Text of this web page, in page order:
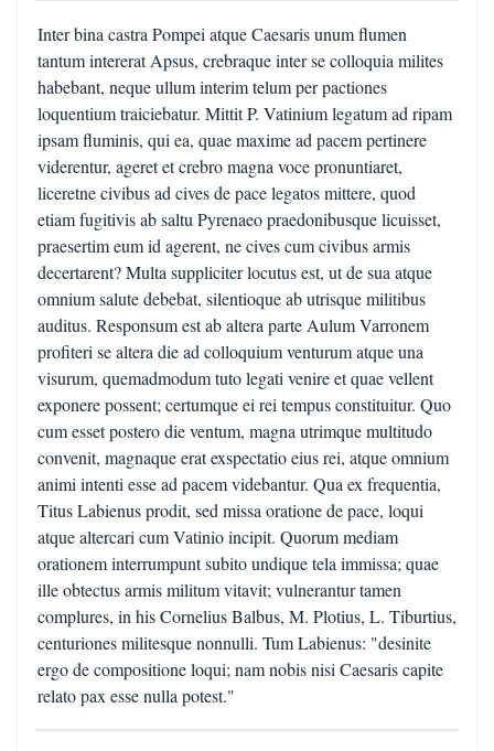
Inter bina castra Pompei atque Caesaris unum flumen
tantum intererat Apsus, crebraque inter se colloquia milites
habebant, neque ullum interim telum per pactiones
loquentium traiciebatur. Mittit P. Vatinium legatum ad ripam
ipsam fluminis, qui ea, quae maxime ad pacem pertinere
viderentur, ageret et crebro magna voce pronuntiaret,
liceretne civibus ad cives de pace legatos mittere, quod
etiam fugitivis ab saltu Pyrenaeo praedonibusque licuisset,
praesertim eum id agerent, ne cives cum civibus armis
decertarent? Multa suppliciter locutus est, ut de sua atque
omnium salute debebat, silentioque ab utrisque militibus
auditus. Responsum est ab altera parte Aulum Varronem
profiteri se altera die ad colloquium venturum atque una
visurum, quemadmodum tuto legati venire et quae vellent
exponere possent; certumque ei rei tempus constituitur. Quo
cum esset postero die ventum, magna utrimque multitudo
convenit, magnaque erat exspectatio eius rei, atque omnium
animi intenti esse ad pacem videbantur. Qua ex frequentia,
Titus Labienus prodit, sed missa oratione de pace, loqui
atque altercari cum Vatinio incipit. Quorum mediam
orationem interrumpunt subito undique tela immissa; quae
ille obtectus armis militum vitavit; vulnerantur tamen
complures, in his Cornelius Balbus, M. Plotius, L. Tiburtius,
centuriones militesque nonnulli. Tum Labienus: "desinite
ergo de compositione loqui; nam nobis nisi Caesaris capite
relato pax esse nulla potest."